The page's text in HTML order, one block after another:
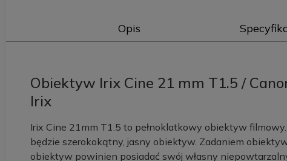
Opis
Obiektyw Irix Cine 21 mm T1.5 /
Irix
Irix Cine 21mm T1.5 to pełnoklatkowy obiektyw
będzie szerokokątny, jasny obiektyw. Zadaniem
obiektyw powinien posiadać swój własny